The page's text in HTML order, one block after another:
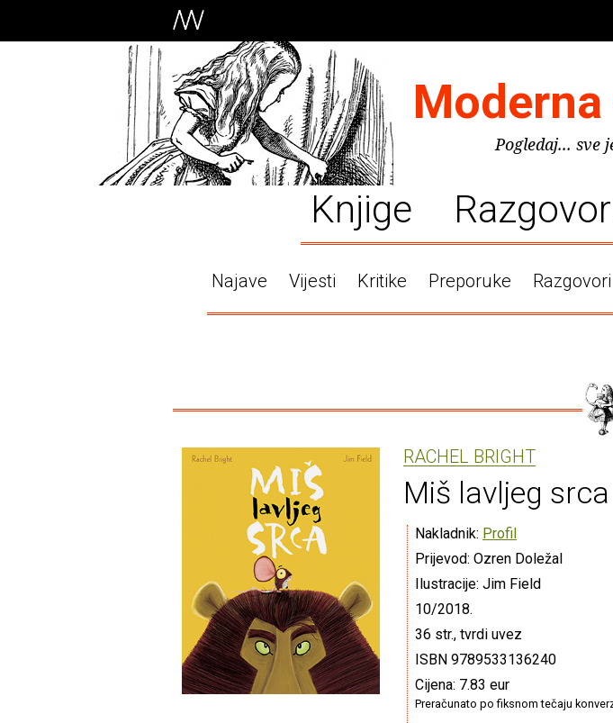
Pogledaj... sve
Knjige
Najave Vijesti Kritike Preporuke Razgovori
RACHEL BRIGHT
Miš lavljeg srca
Nakladnik: Profil
Prijevod: Ozren Doležal
Ilustracije: Jim Field
10/2018.
36 str., tvrdi uvez
ISBN 9789533136240
Cijena: 7.83 eur
Preračunato po fiksnom tečaju